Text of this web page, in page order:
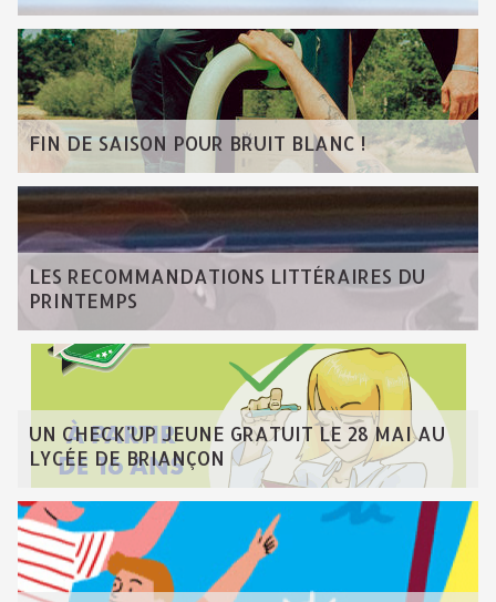
FIN DE SAISON POUR BRUIT BLANC !
LES RECOMMANDATIONS LITTÉRAIRES DU
PRINTEMPS
UN CHECK'UP JEUNE GRATUIT LE 28 MAI AU
LYCÉE DE BRIANÇON